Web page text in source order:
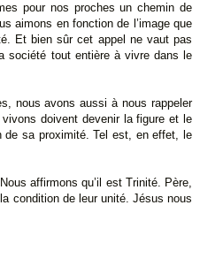
pour nos proches un chemin de
aimons en fonction de l’image que
Et bien sûr cet appel ne vaut pas
société tout entière à vivre dans le
nous avons aussi à nous rappeler
doivent devenir la figure et le
de sa proximité. Tel est, en effet, le
affirmons qu’il est Trinité. Père,
condition de leur unité. Jésus nous